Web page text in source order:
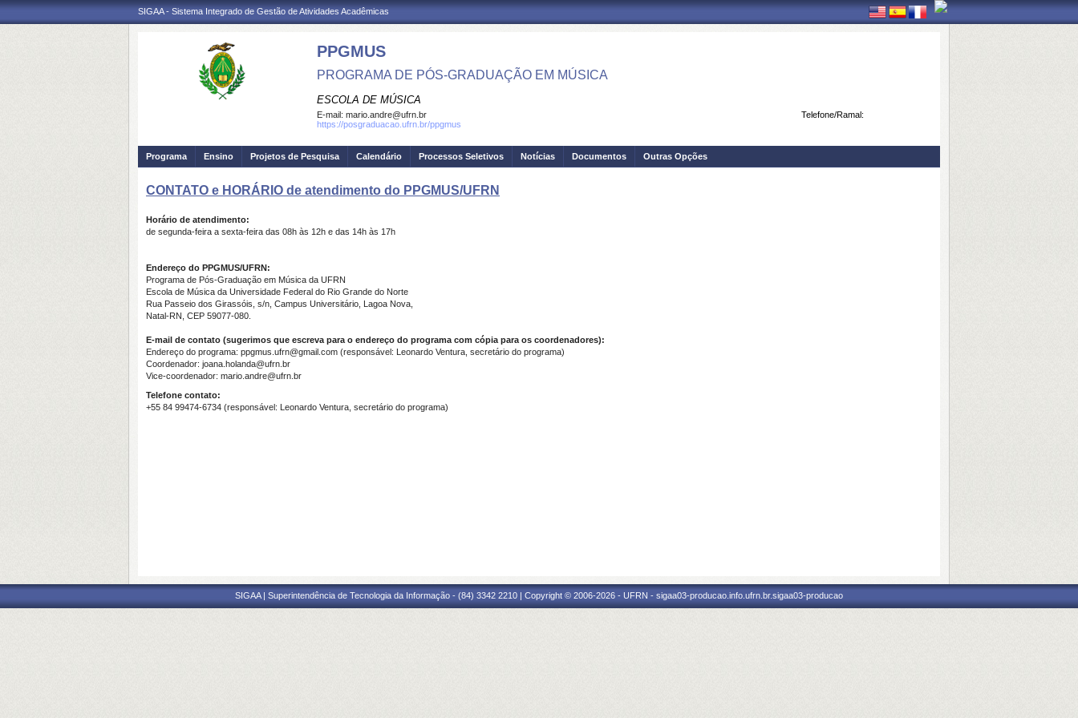
SIGAA - Sistema Integrado de Gestão de Atividades Acadêmicas
PPGMUS
PROGRAMA DE PÓS-GRADUAÇÃO EM MÚSICA
ESCOLA DE MÚSICA
Telefone/Ramal:
E-mail: mario.andre@ufrn.br
https://posgraduacao.ufrn.br/ppgmus
Programa Ensino Projetos de Pesquisa Calendário Processos Seletivos Notícias Documentos Outras Opções
CONTATO e HORÁRIO de atendimento do PPGMUS/UFRN
Horário de atendimento:
de segunda-feira a sexta-feira das 08h às 12h e das 14h às 17h
Endereço do PPGMUS/UFRN:
Programa de Pós-Graduação em Música da UFRN
Escola de Música da Universidade Federal do Rio Grande do Norte
Rua Passeio dos Girassóis, s/n, Campus Universitário, Lagoa Nova,
Natal-RN, CEP 59077-080.
E-mail de contato (sugerimos que escreva para o endereço do programa com cópia para os coordenadores):
Endereço do programa: ppgmus.ufrn@gmail.com (responsável: Leonardo Ventura, secretário do programa)
Coordenador: joana.holanda@ufrn.br
Vice-coordenador: mario.andre@ufrn.br
Telefone contato:
+55 84 99474-6734 (responsável: Leonardo Ventura, secretário do programa)
SIGAA | Superintendência de Tecnologia da Informação - (84) 3342 2210 | Copyright © 2006-2026 - UFRN - sigaa03-producao.info.ufrn.br.sigaa03-producao